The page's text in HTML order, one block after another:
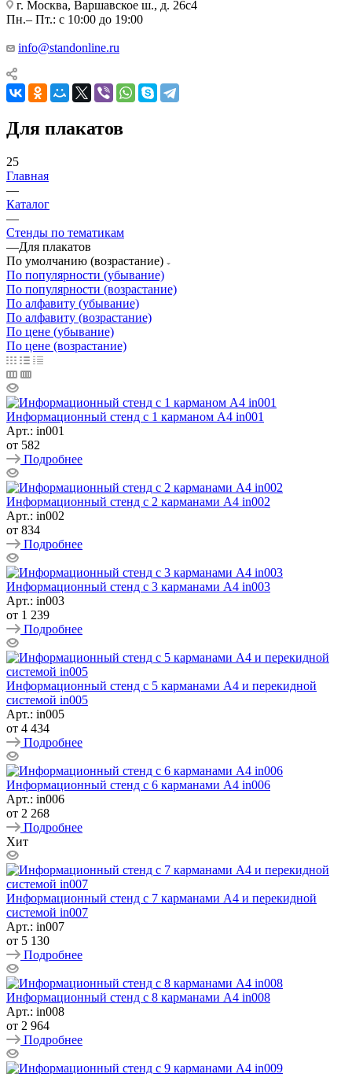
г. Москва, Варшавское ш., д. 26с4
Пн.– Пт.: с 10:00 до 19:00
info@standonline.ru
Для плакатов
25
Главная
—
Каталог
—
Стенды по тематикам
—Для плакатов
По умолчанию (возрастание)
По популярности (убывание)
По популярности (возрастание)
По алфавиту (убывание)
По алфавиту (возрастание)
По цене (убывание)
По цене (возрастание)
Информационный стенд с 1 карманом А4 in001
Арт.: in001
от 582
Подробнее
Информационный стенд с 2 карманами А4 in002
Арт.: in002
от 834
Подробнее
Информационный стенд с 3 карманами А4 in003
Арт.: in003
от 1 239
Подробнее
Информационный стенд с 5 карманами А4 и перекидной
системой in005
Арт.: in005
от 4 434
Подробнее
Информационный стенд с 6 карманами А4 in006
Арт.: in006
от 2 268
Подробнее
Хит
Информационный стенд с 7 карманами А4 и перекидной
системой in007
Арт.: in007
от 5 130
Подробнее
Информационный стенд с 8 карманами А4 in008
Арт.: in008
от 2 964
Подробнее